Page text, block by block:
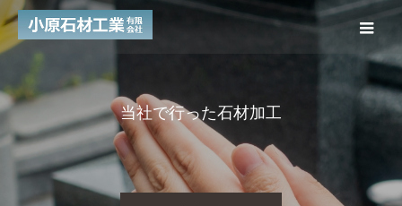
当社で行った石材加工